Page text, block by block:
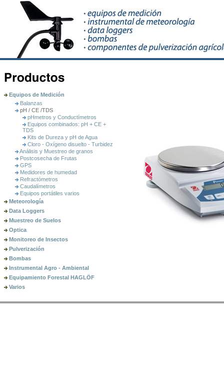
Equipos de Medición
Balanzas
pH / CE /TDS
pHmetros y Conductí­metros
Equipos combinados: pH + CE +
TDS
Kits de Dureza y pH de Agua
Cloro - Oxígeno disuelto - Turbidez
Análisis y Muestreo de granos
Postcosecha de Frutas
GPS
Medidores de humedad
Refractómetros
Caudalímetros
Equipos portátiles varios
Meteorología
Data Loggers
Muestreo de Suelos
Optica
Monitoreo de Insectos
Pulverización
Bombas
Instrumental Agro - Ambiental
Equipamiento Forestal HAGLÖF
Varios